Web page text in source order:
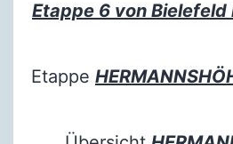
Etappe 6 von
Etappe